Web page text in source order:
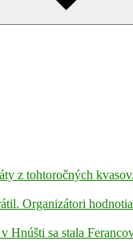
Search
z tohtoročných
Organizátori
Hnúšti sa stala